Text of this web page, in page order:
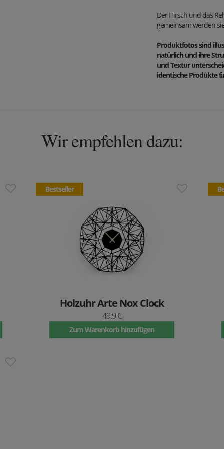
Der Hirsch und das
gemeinsam werden
Produktfotos sind
natürlich und ihre
und Textur
identische Produkte
Wir empfehlen dazu:
Bestseller
Holzuhr Arte Nox Clock
49.9 €
Zum Warenkorb hinzufügen